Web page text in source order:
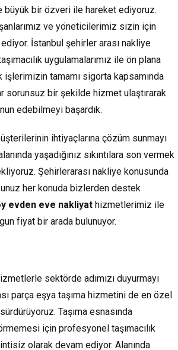
büyük bir özveri ile hareket ediyoruz.
ve yöneticilerimiz sizin için
ediyor. İstanbul şehirler arası nakliye
uygulamalarımız ile ön plana
işlerimizin tamamı sigorta kapsamında
sorunsuz bir şekilde hizmet ulaştırarak
edebilmeyi başardık.
ihtiyaçlarına çözüm sunmayı
yaşadığınız sıkıntılara son vermek
Şehirlerarası nakliye konusunda
her konuda bizlerden destek
evden eve nakliyat hizmetlerimiz ile
fiyat bir arada bulunuyor.
sektörde adımızı duyurmayı
parça eşya taşıma hizmetini de en özel
Taşıma esnasında
için profesyonel taşımacılık
olarak devam ediyor. Alanında